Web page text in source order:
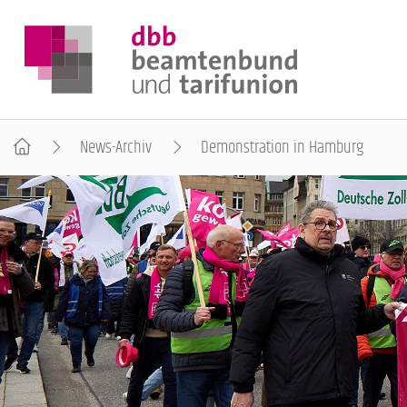
DER DBB
BEAMTINNEN & BEAMTE
ARBEITNEHMENDE
POLITIK & POSITIONEN
News-Archiv Demonstration in Hamburg